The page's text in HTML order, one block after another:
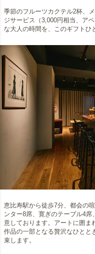
季節のフルーツカクテル2杯、
ジサービス（3,000円相当、ア
な大人の時間を、このギフトひ
恵比寿駅から徒歩7分、都会の
ンター8席、寛ぎのテーブル4
意しております。アートに囲ま
作品の一部となる贅沢なひとと
束します。